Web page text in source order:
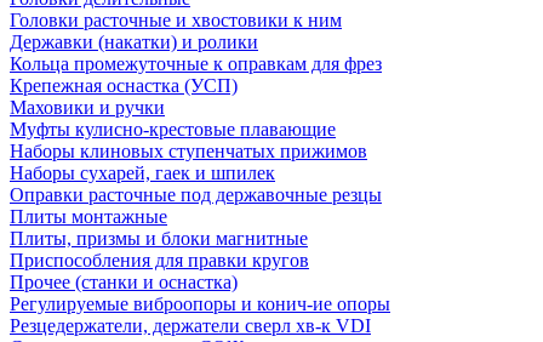
Головки расточные и хвостовики к ним
Державки (накатки) и ролики
Кольца промежуточные к оправкам для фрез
Крепежная оснастка (УСП)
Маховики и ручки
Муфты кулисно-крестовые плавающие
Наборы клиновых ступенчатых прижимов
Наборы сухарей, гаек и шпилек
Оправки расточные под державочные резцы
Плиты монтажные
Плиты, призмы и блоки магнитные
Приспособления для правки кругов
Прочее (станки и оснастка)
Регулируемые виброопоры и конич-ие опоры
Резцедержатели, держатели сверл хв-к VDI